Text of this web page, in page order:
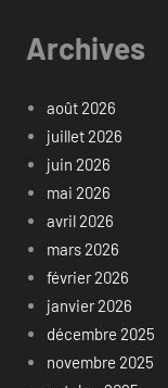
Archives
août 2026
juillet 2026
juin 2026
mai 2026
avril 2026
mars 2026
février 2026
janvier 2026
décembre 2025
novembre 2025